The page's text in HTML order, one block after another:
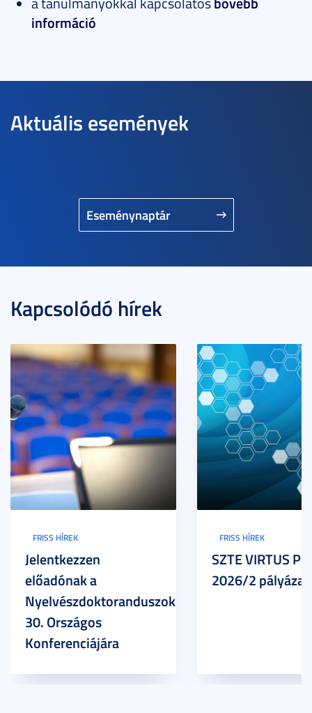
információ
Aktuális események
Eseménynaptár
Kapcsolódó hírek
FRISS HÍREK
Jelentkezzen
előadónak a
Nyelvészdoktoranduszok
30. Országos
Konferenciájára
FRISS HÍREK
SZTE VIRTUS
2026/2